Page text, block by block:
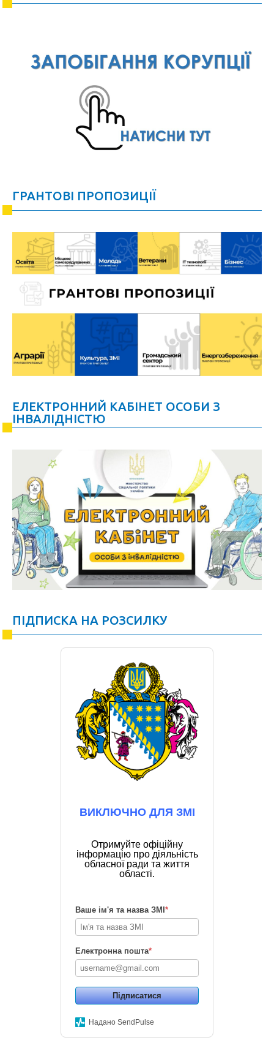
ГРАНТОВІ ПРОПОЗИЦІЇ
ЕЛЕКТРОННИЙ КАБІНЕТ ОСОБИ З
ІНВАЛІДНІСТЮ
ПІДПИСКА НА РОЗСИЛКУ
ВИКЛЮЧНО ДЛЯ ЗМІ
Отримуйте офіційну
інформацію про діяльність
обласної ради та життя
області.
Ваше ім'я та назва ЗМІ *
Електронна пошта*
Підписатися
Надано SendPulse